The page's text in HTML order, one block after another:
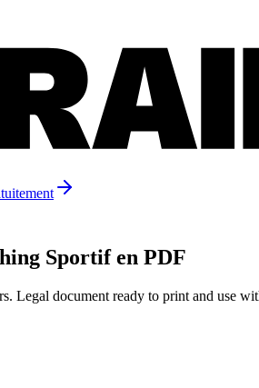
Sportif en PDF
Legal document ready to print and use